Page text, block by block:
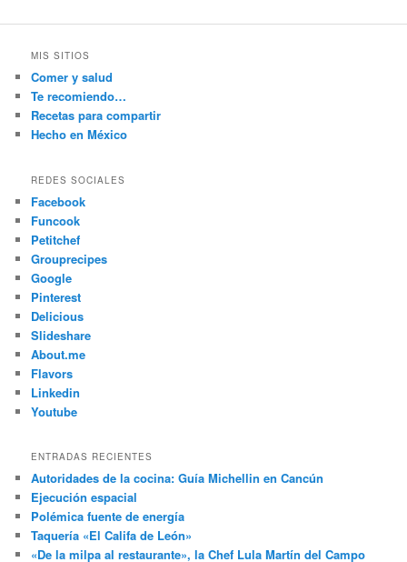
MIS SITIOS
Comer y salud
Te recomiendo…
Recetas para compartir
Hecho en México
REDES SOCIALES
Facebook
Funcook
Petitchef
Grouprecipes
Google
Pinterest
Delicious
Slideshare
About.me
Flavors
Linkedin
Youtube
ENTRADAS RECIENTES
Autoridades de la cocina: Guía Michellin en Cancún
Ejecución espacial
Polémica fuente de energía
Taquería «El Califa de León»
«De la milpa al restaurante», la Chef Lula Martín del Campo